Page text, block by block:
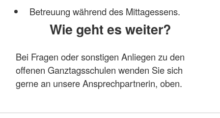
Betreuung während des Mittagessens.
Wie geht es weiter?
Bei Fragen oder sonstigen Anliegen zu den
offenen Ganztagsschulen wenden Sie sich
gerne an unsere Ansprechpartnerin, oben.